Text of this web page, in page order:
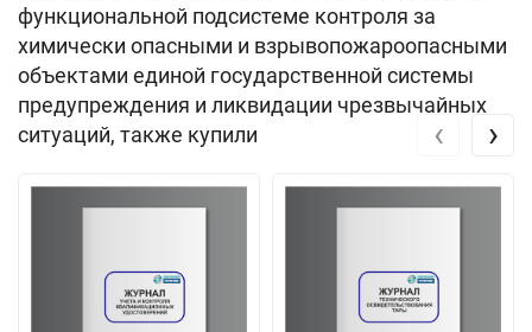
функциональной подсистеме контроля за
химически опасными и взрывопожароопасными
объектами единой государственной системы
предупреждения и ликвидации чрезвычайных
ситуаций, также купили
‹ ›